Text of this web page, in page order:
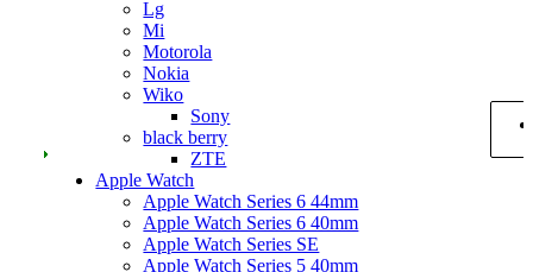
Lg
Mi
Motorola
Nokia
Wiko
Sony
black berry
ZTE
Apple Watch
Apple Watch Series 6 44mm
Apple Watch Series 6 40mm
Apple Watch Series SE
Apple Watch Series 5 40mm